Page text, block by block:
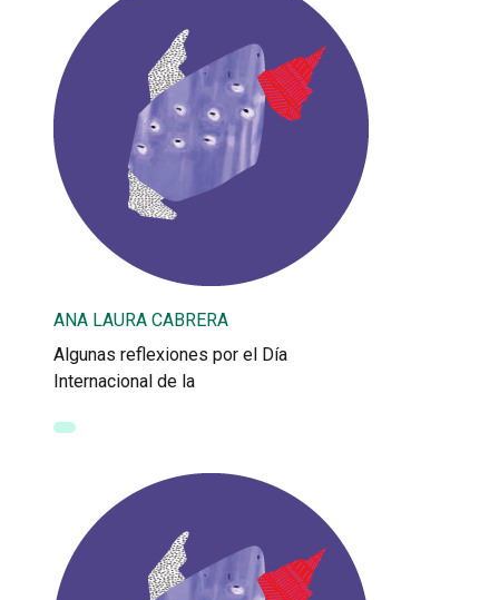
ANA LAURA CABRERA
Algunas reflexiones por el Día
Internacional de la